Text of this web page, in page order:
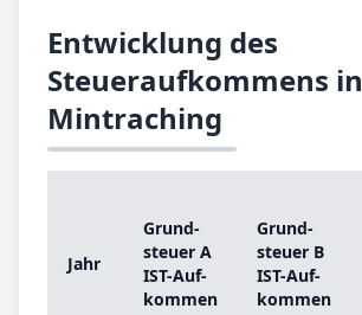
Entwicklung des
Steueraufkommens in
Mintraching
Jahr
Grund­
steu­er A
IST-­Auf­
kom­men
Grund­
steu­er B
IST-­Auf­
kom­men